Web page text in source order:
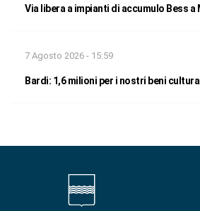
Via libera a impianti di accumulo Bess a
7 Agosto 2026 - 15:59
Bardi: 1,6 milioni per i nostri beni